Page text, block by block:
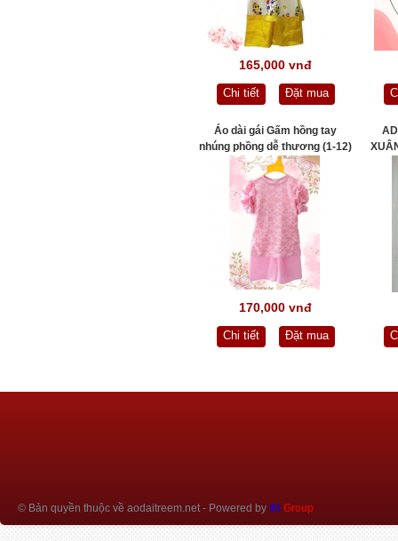
165,000 vnđ
Chi tiết Đặt mua
Áo dài gái Gấm hồng tay
nhúng phồng dễ thương (1-12)
170,000 vnđ
Chi tiết Đặt mua
© Bản quyền thuộc về aodaitreem.net- Powered by IM Group